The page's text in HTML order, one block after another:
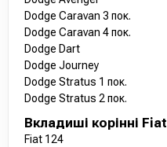
Dodge Caravan 3 пок.
Dodge Caravan 4 пок.
Dodge Dart
Dodge Journey
Dodge Stratus 1 пок.
Dodge Stratus 2 пок.
Вкладиші корінні Fiat
Fiat 124